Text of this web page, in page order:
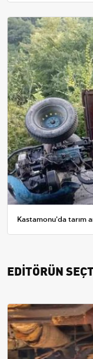
Kastamonu'da tarım
EDİTÖRÜN